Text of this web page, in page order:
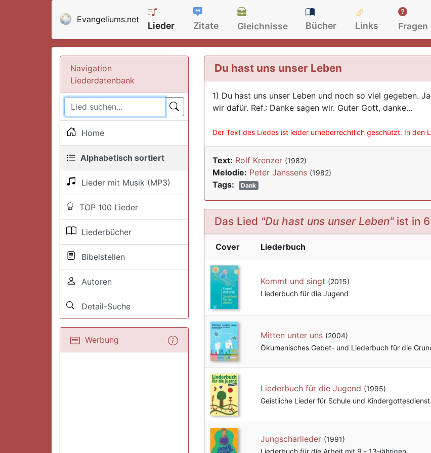
Evangeliums.net
Lieder Zitate Gleichnisse Bücher Links Fragen
Navigation
Liederdatenbank
Home
Alphabetisch sortiert
Lieder mit Musik (MP3)
TOP 100 Lieder
Liederbücher
Bibelstellen
Autoren
Detail-Suche
Werbung
Du hast uns unser Leben
1) Du hast uns unser Leben und noch so viel gegeben.
wir dafür. Ref.: Danke sagen wir. Guter Gott, danke...
Der Text des Liedes ist leider urheberrechtlich geschützt. In
Text: Rolf Krenzer (1982)
Melodie: Peter Janssens (1982)
Tags: Dank
Das Lied "Du hast uns unser Leben"ist in 6
Cover Liederbuch
Kommt und singt (2015)
Liederbuch für die Jugend
Mitten unter uns (2004)
Ökumenisches Gebet- und Liederbuch für die
Liederbuch für die Jugend (1995)
Geistliche Lieder für Schule und Kindergottesdienst
Jungscharlieder (1991)